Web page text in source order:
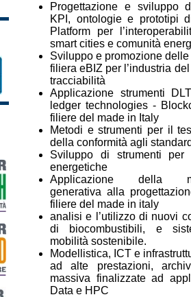
Progettazione e sviluppo
KPI, ontologie e prototipi
Platform per
smart cities e comunità
Sviluppo e promozione
filiera eBIZ per l’industria
tracciabilità
Applicazione strumenti
ledger technologies -
filiere del made in Italy
Metodi e strumenti per il
della conformità agli standard
Sviluppo di strumenti per
energetiche
Applicazione della
generativa alla
filiere del made in italy
analisi e l’utilizzo di nuovi
di biocombustibili, e
mobilità sostenibile.
Modellistica, ICT e
ad alte prestazioni,
massiva finalizzate ad
Data e HPC